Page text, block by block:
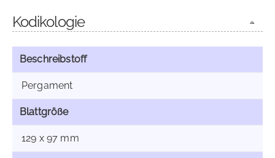
Kodikologie
Beschreibstoff
Pergament
Blattgröße
129 x 97 mm